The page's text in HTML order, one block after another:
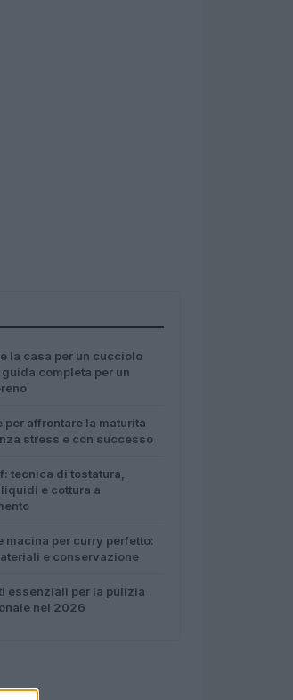
la casa per un cucciolo
completa per un
per affrontare la maturità
stress e con successo
tecnica di tostatura,
e cottura a
macina per curry perfetto:
e conservazione
essenziali per la pulizia
nel 2026